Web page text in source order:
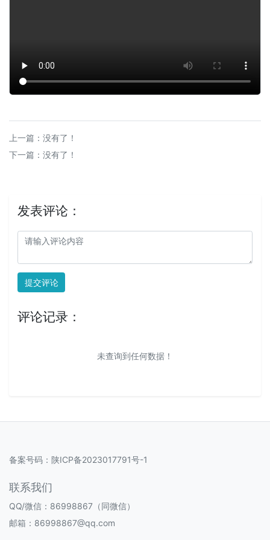
上一篇：没有了！
下一篇：没有了！
发表评论：
提交评论
评论记录：
未查询到任何数据！
备案号码： 陕ICP备2023017791号-1
联系我们
QQ/微信：86998867（同微信）
邮箱：86998867@qq.com